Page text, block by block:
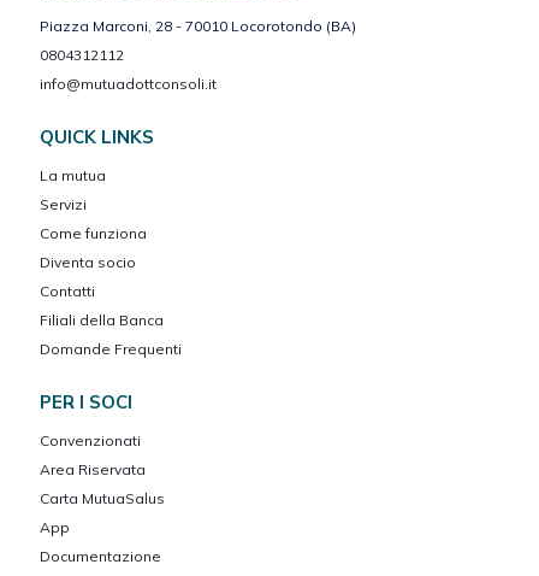
Piazza Marconi, 28 - 70010 Locorotondo (BA)
0804312112
info@mutuadottconsoli.it
QUICK LINKS
La mutua
Servizi
Come funziona
Diventa socio
Contatti
Filiali della Banca
Domande Frequenti
PER I SOCI
Convenzionati
Area Riservata
Carta MutuaSalus
App
Documentazione